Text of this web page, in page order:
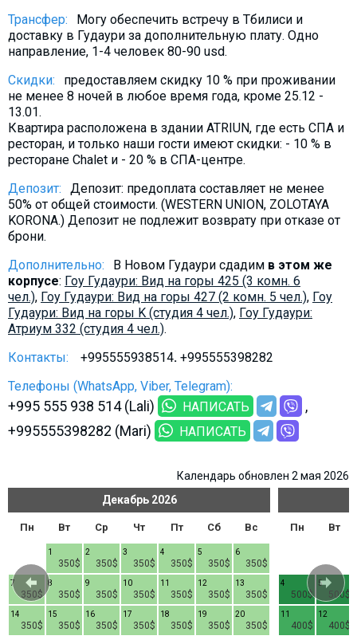
Трансфер:
Могу обеспечить встречу в Тбилиси и
доставку в Гудаури за дополнительную плату. Oдно
направление, 1-4 человек 80-90 usd.
Скидки:
предоставляем скидку 10 % при проживании
не менее 8 ночей в любое время года, кроме 25.12 -
13.01.
Квартира расположена в здании ATRIUN, где есть СПА и
ресторан, и только наши гости имеют скидки: - 10 % в
ресторане Chalet и - 20 % в СПА-центре.
Депозит:
Депозит: предоплата составляет не менее
50% от общей стоимости. (WESTERN UNION, ZOLOTAYA
KORONA.) Депозит не подлежит возврату при отказе от
брони.
Дополнительно:
В Новом Гудаури сдадим в этом же
корпусе: Гоу Гудаури: Вид на горы 425 (3 комн. 6
чел.), Гоу Гудаури: Вид на горы 427 (2 комн. 5 чел.), Гоу
Гудаури: Вид на горы K (студия 4 чел.), Гоу Гудаури:
Атриум 332 (студия 4 чел.).
Контакты:
+995555938514. +995555398282
Телефоны (WhatsApp, Viber, Telegram):
+995 555 938 514 (Lali) НАПИСАТЬ
+995555398282 (Mari) НАПИСАТЬ
Календарь обновлен 2 мая 2026
Декабрь 2026
Пн Вт Ср Чт Пт Сб Вс
350$
1
350$
2
350$
3
350$
4
350$
5
350$
6
350$
7
350$
8
350$
9
350$
10
350$
11
350$
12
350$
13
350$
14
350$
15
350$
16
350$
17
350$
18
350$
19
350$
20
Пн Вт
500$
4
500$
5
400$
11
400$
12